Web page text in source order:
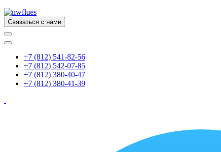
Связаться с нами
+7 (812) 541-82-56
+7 (812) 542-07-85
+7 (812) 380-40-47
+7 (812) 380-41-39